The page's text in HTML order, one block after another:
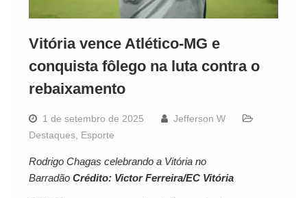
Vitória vence Atlético-MG e
conquista fôlego na luta contra o
rebaixamento
1 de setembro de 2025
Jefferson W
Destaques, Esporte
Rodrigo Chagas celebrando a Vitória no
Barradão Crédito: Victor Ferreira/EC Vitória